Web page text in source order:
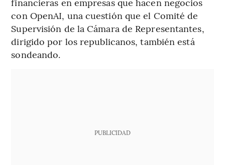
con OpenAI, una cuestión que el Comité de
Supervisión de la Cámara de Representantes,
dirigido por los republicanos, también está
sondeando.
PUBLICIDAD